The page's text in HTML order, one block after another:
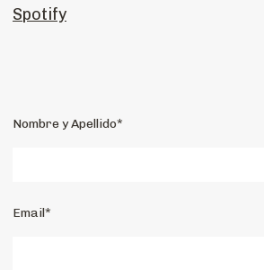
Spotify
Nombre y Apellido*
Email*